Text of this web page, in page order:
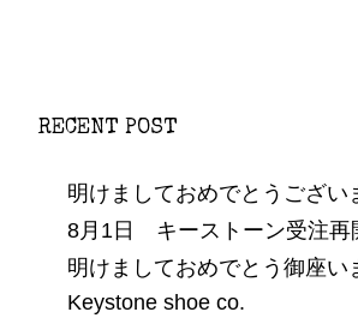
RECENT POST
明けましておめでとうござい
8月1日 キーストーン受注再
明けましておめでとう御座い
Keystone shoe co.